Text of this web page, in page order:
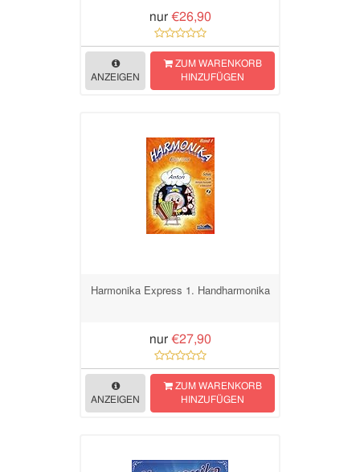
nur €26,90
ANZEIGEN
ZUM WARENKORB
HINZUFÜGEN
Harmonika Express 1. Handharmonika
nur €27,90
ANZEIGEN
ZUM WARENKORB
HINZUFÜGEN